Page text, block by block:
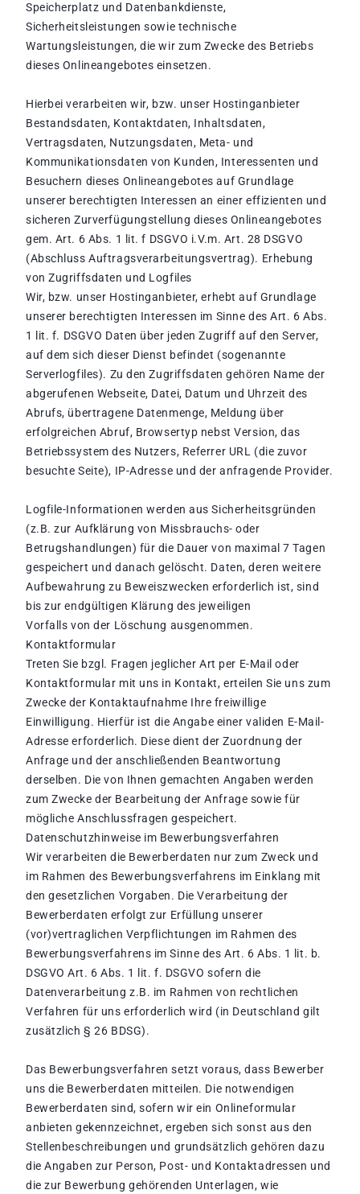
Speicherplatz und Datenbankdienste,
Sicherheitsleistungen sowie technische
Wartungsleistungen, die wir zum Zwecke des Betriebs
dieses Onlineangebotes einsetzen.
Hierbei verarbeiten wir, bzw. unser Hostinganbieter
Bestandsdaten, Kontaktdaten, Inhaltsdaten,
Vertragsdaten, Nutzungsdaten, Meta- und
Kommunikationsdaten von Kunden, Interessenten und
Besuchern dieses Onlineangebotes auf Grundlage
unserer berechtigten Interessen an einer effizienten und
sicheren Zurverfügungstellung dieses Onlineangebotes
gem. Art. 6 Abs. 1 lit. f DSGVO i.V.m. Art. 28 DSGVO
(Abschluss Auftragsverarbeitungsvertrag). Erhebung
von Zugriffsdaten und Logfiles
Wir, bzw. unser Hostinganbieter, erhebt auf Grundlage
unserer berechtigten Interessen im Sinne des Art. 6 Abs.
1 lit. f. DSGVO Daten über jeden Zugriff auf den Server,
auf dem sich dieser Dienst befindet (sogenannte
Serverlogfiles). Zu den Zugriffsdaten gehören Name der
abgerufenen Webseite, Datei, Datum und Uhrzeit des
Abrufs, übertragene Datenmenge, Meldung über
erfolgreichen Abruf, Browsertyp nebst Version, das
Betriebssystem des Nutzers, Referrer URL (die zuvor
besuchte Seite), IP-Adresse und der anfragende Provider.
Logfile-Informationen werden aus Sicherheitsgründen
(z.B. zur Aufklärung von Missbrauchs- oder
Betrugshandlungen) für die Dauer von maximal 7 Tagen
gespeichert und danach gelöscht. Daten, deren weitere
Aufbewahrung zu Beweiszwecken erforderlich ist, sind
bis zur endgültigen Klärung des jeweiligen
Vorfalls von der Löschung ausgenommen.
Kontaktformular
Treten Sie bzgl. Fragen jeglicher Art per E-Mail oder
Kontaktformular mit uns in Kontakt, erteilen Sie uns zum
Zwecke der Kontaktaufnahme Ihre freiwillige
Einwilligung. Hierfür ist die Angabe einer validen E-Mail-
Adresse erforderlich. Diese dient der Zuordnung der
Anfrage und der anschließenden Beantwortung
derselben. Die von Ihnen gemachten Angaben werden
zum Zwecke der Bearbeitung der Anfrage sowie für
mögliche Anschlussfragen gespeichert.
Datenschutzhinweise im Bewerbungsverfahren
Wir verarbeiten die Bewerberdaten nur zum Zweck und
im Rahmen des Bewerbungsverfahrens im Einklang mit
den gesetzlichen Vorgaben. Die Verarbeitung der
Bewerberdaten erfolgt zur Erfüllung unserer
(vor)vertraglichen Verpflichtungen im Rahmen des
Bewerbungsverfahrens im Sinne des Art. 6 Abs. 1 lit. b.
DSGVO Art. 6 Abs. 1 lit. f. DSGVO sofern die
Datenverarbeitung z.B. im Rahmen von rechtlichen
Verfahren für uns erforderlich wird (in Deutschland gilt
zusätzlich § 26 BDSG).
Das Bewerbungsverfahren setzt voraus, dass Bewerber
uns die Bewerberdaten mitteilen. Die notwendigen
Bewerberdaten sind, sofern wir ein Onlineformular
anbieten gekennzeichnet, ergeben sich sonst aus den
Stellenbeschreibungen und grundsätzlich gehören dazu
die Angaben zur Person, Post- und Kontaktadressen und
die zur Bewerbung gehörenden Unterlagen, wie